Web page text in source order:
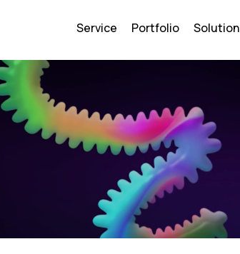
Service Portfolio Solution